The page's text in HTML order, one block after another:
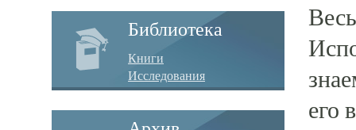
Библиотека
Книги
Исследования
его